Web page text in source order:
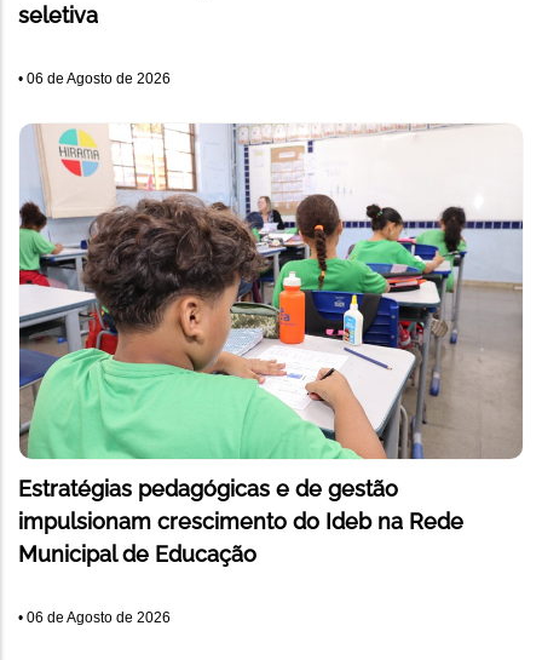
seletiva
• 06 de Agosto de 2026
Estratégias pedagógicas e de gestão
impulsionam crescimento do Ideb na Rede
Municipal de Educação
• 06 de Agosto de 2026